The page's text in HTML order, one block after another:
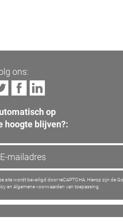
ons:
op
hoogte blijven?:
site wordt beveiligd door reCAPTCHA. Hierop zijn de
en Algemene voorwaarden van toepassing.